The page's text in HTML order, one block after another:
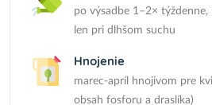
po výsadbe 1–2× týždenne,
len pri dlhšom suchu
Hnojenie
marec-apríl hnojivom pre
obsah fosforu a draslíka)